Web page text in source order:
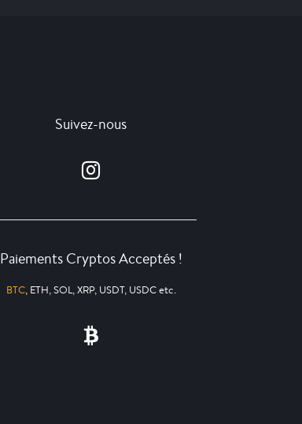
Suivez-nous
Paiements Cryptos Acceptés !
BTC, ETH, SOL, XRP, USDT, USDC etc.